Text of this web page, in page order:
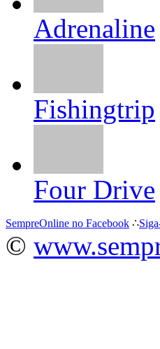
Adrenaline
Fishingtrip
Four Drive
SempreOnline no Facebook ∴
©